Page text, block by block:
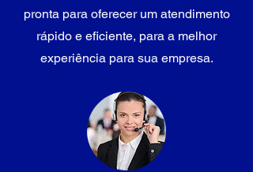
pronta para oferecer um atendimento
rápido e eficiente, para a melhor
experiência para sua empresa.